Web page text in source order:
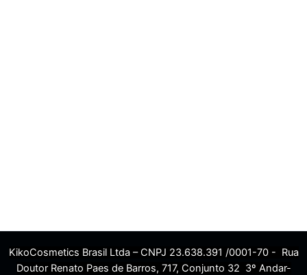
KikoCosmetics Brasil Ltda – CNPJ 23.638.391 /0001-70 - Rua
Doutor Renato Paes de Barros, 717, Conjunto 32 3º Andar-